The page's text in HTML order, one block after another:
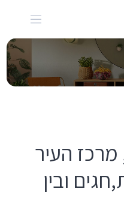
מרכז העיר
ובין